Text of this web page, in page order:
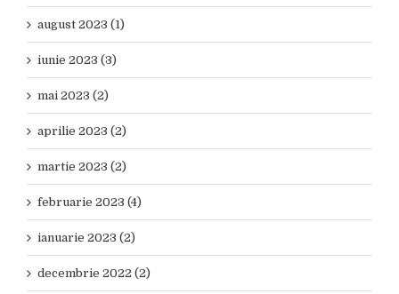
august 2023 (1)
iunie 2023 (3)
mai 2023 (2)
aprilie 2023 (2)
martie 2023 (2)
februarie 2023 (4)
ianuarie 2023 (2)
decembrie 2022 (2)